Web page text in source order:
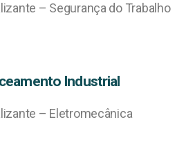
– Segurança do Trabalho
Industrial
– Eletromecânica